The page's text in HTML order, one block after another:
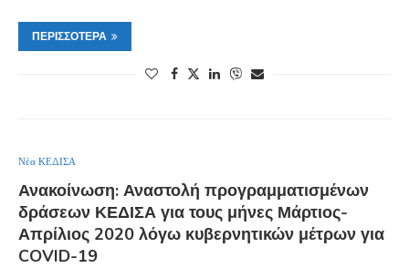
ΠΕΡΙΣΣΌΤΕΡΑ
Νέα ΚΕΔΙΣΑ
Ανακοίνωση: Αναστολή προγραμματισμένων
δράσεων ΚΕΔΙΣΑ για τους μήνες Μάρτιος-
Απρίλιος 2020 λόγω κυβερνητικών μέτρων για
COVID-19